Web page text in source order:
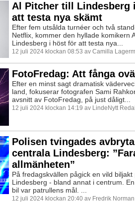
Al Pitcher till Lindesberg
att testa nya skämt
Efter fem utsålda turnéer och två
Netflix, kommer den hyllade komikern
Lindesberg i höst för att testa nya...
12 juli 2024 klockan 08:53 av Camilla
FotoFredag: Att fånga
Efter en minst sagt dramatisk
land, fokuserar fotografen Sami
avsnitt av FotoFredag, på just dåligt...
12 juli 2024 klockan 14:19 av LindeNytt
Polisen tvingades
centrala Lindesberg:
allmänheten”
På fredagskvällen pågick en vild
Lindesberg - bland annat i centrum.
bil var patrullens mål. ...
12 juli 2024 klockan 20:40 av Fredrik